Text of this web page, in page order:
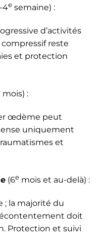
4esemaine) :
d’activités
reste
et protection
mois) :
œdème peut
uniquement
et
(6emois et au-delà) :
; la majorité du
doit
Protection et suivi